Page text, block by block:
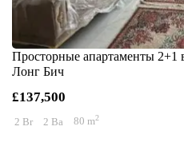
Просторные апартаменты 2+1
Лонг Бич
£137,500
2 Br 2 Ba 80 m2